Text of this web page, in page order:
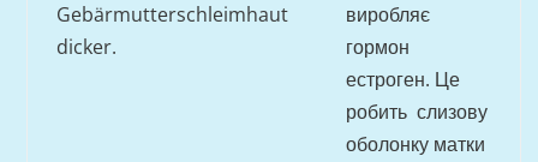
Gebärmutterschleimhaut
dicker.
виробляє
гормон
естроген. Це
робить слизову
оболонку матки